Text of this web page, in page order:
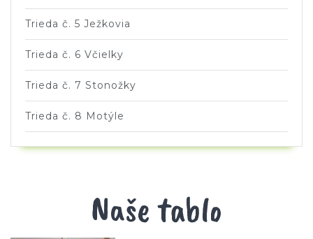
Trieda č. 5 Ježkovia
Trieda č. 6 Včielky
Trieda č. 7 Stonožky
Trieda č. 8 Motýle
Naše tablo